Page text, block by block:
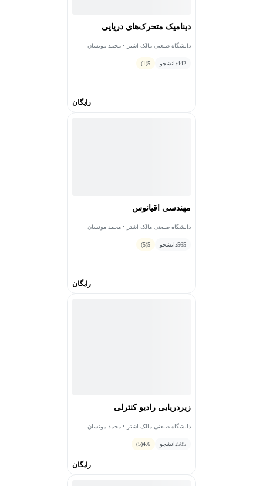
دینامیک متحرک‌های دریایی
دانشگاه صنعتی مالک اشتر • محمد مونسان
442دانشجو 5
(1)
رایگان
مهندسی اقیانوس
دانشگاه صنعتی مالک اشتر • محمد مونسان
565دانشجو 5
(5)
رایگان
زیردریایی رادیو کنترلی
دانشگاه صنعتی مالک اشتر • محمد مونسان
585دانشجو 4.6
(5)
رایگان